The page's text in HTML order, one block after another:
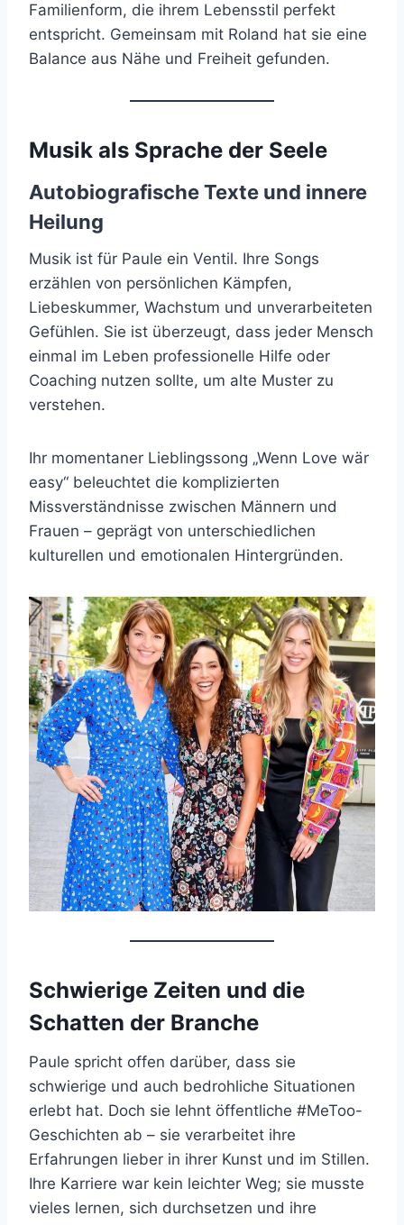
Familienform, die ihrem Lebensstil perfekt
entspricht. Gemeinsam mit Roland hat sie eine
Balance aus Nähe und Freiheit gefunden.
Musik als Sprache der Seele
Autobiografische Texte und innere
Heilung
Musik ist für Paule ein Ventil. Ihre Songs
erzählen von persönlichen Kämpfen,
Liebeskummer, Wachstum und unverarbeiteten
Gefühlen. Sie ist überzeugt, dass jeder Mensch
einmal im Leben professionelle Hilfe oder
Coaching nutzen sollte, um alte Muster zu
verstehen.
Ihr momentaner Lieblingssong „Wenn Love wär
easy“ beleuchtet die komplizierten
Missverständnisse zwischen Männern und
Frauen – geprägt von unterschiedlichen
kulturellen und emotionalen Hintergründen.
Schwierige Zeiten und die
Schatten der Branche
Paule spricht offen darüber, dass sie
schwierige und auch bedrohliche Situationen
erlebt hat. Doch sie lehnt öffentliche #MeToo-
Geschichten ab – sie verarbeitet ihre
Erfahrungen lieber in ihrer Kunst und im Stillen.
Ihre Karriere war kein leichter Weg; sie musste
vieles lernen, sich durchsetzen und ihre